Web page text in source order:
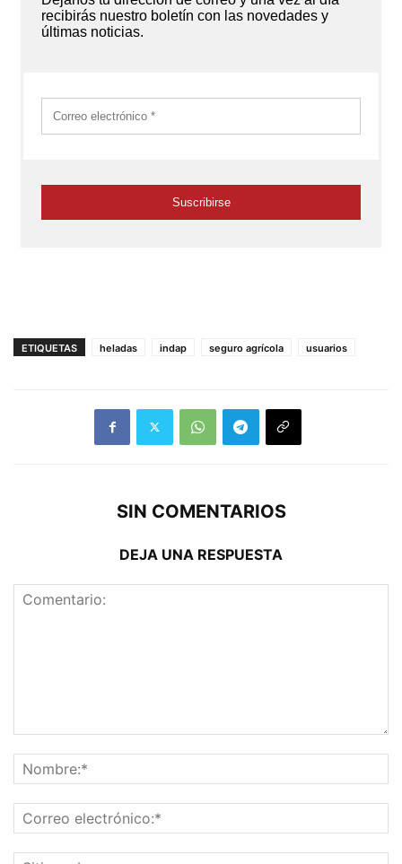
ETIQUETAS heladas indap seguro agrícola usuarios
SIN COMENTARIOS
DEJA UNA RESPUESTA